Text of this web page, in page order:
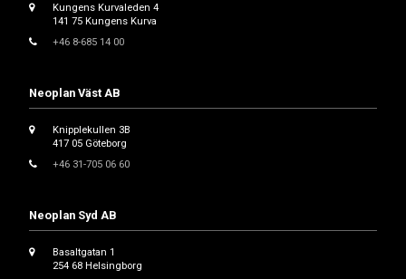
Kungens Kurvaleden 4
141 75 Kungens Kurva
+46 8-685 14 00
Neoplan Väst AB
Knipplekullen 3B
417 05 Göteborg
+46 31-705 06 60
Neoplan Syd AB
Basaltgatan 1
254 68 Helsingborg